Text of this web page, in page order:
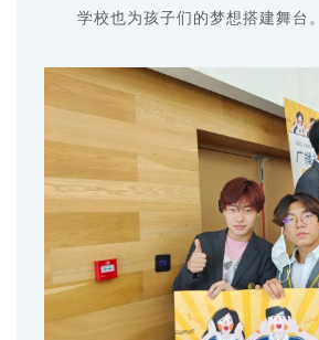
学校也为孩子们的梦想搭建舞台。